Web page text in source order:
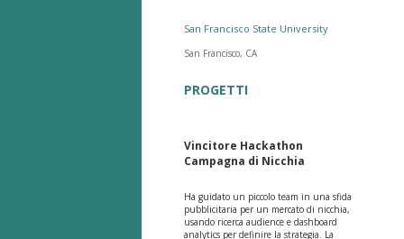
San Francisco State University
San Francisco, CA
PROGETTI
Vincitore Hackathon
Campagna di Nicchia
Ha guidato un piccolo team in una sfida
pubblicitaria per un mercato di nicchia,
usando ricerca audience e dashboard
analytics per definire la strategia. La